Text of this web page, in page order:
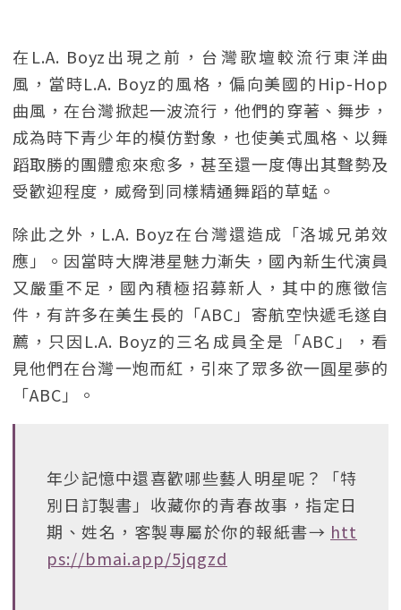
在L.A. Boyz出現之前，台灣歌壇較流行東洋曲
風，當時L.A. Boyz的風格，偏向美國的Hip-Hop
曲風，在台灣掀起一波流行，他們的穿著、舞步，
成為時下青少年的模仿對象，也使美式風格、以舞
蹈取勝的團體愈來愈多，甚至還一度傳出其聲勢及
受歡迎程度，威脅到同樣精通舞蹈的草蜢。
除此之外，L.A. Boyz在台灣還造成「洛城兄弟效
應」。因當時大牌港星魅力漸失，國內新生代演員
又嚴重不足，國內積極招募新人，其中的應徵信
件，有許多在美生長的「ABC」寄航空快遞毛遂自
薦，只因L.A. Boyz的三名成員全是「ABC」，看
見他們在台灣一炮而紅，引來了眾多欲一圓星夢的
「ABC」。
年少記憶中還喜歡哪些藝人明星呢？「特
別日訂製書」收藏你的青春故事，指定日
期、姓名，客製專屬於你的報紙書→ htt
ps://bmai.app/5jqgzd